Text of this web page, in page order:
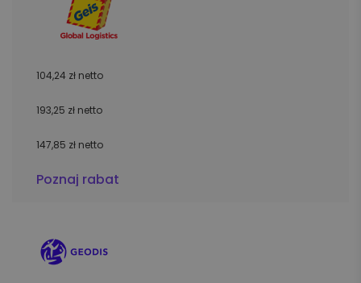
104,24 zł netto
193,25 zł netto
147,85 zł netto
Poznaj rabat